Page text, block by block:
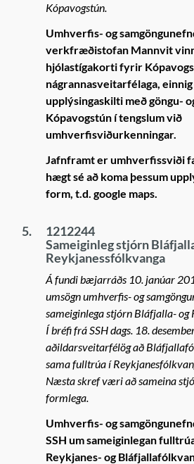
Kópavogstún.
Umhverfis- og
verkfræðistofan Mannvit
hjólastígakorti fyrir
nágrannasveitarfélaga,
upplýsingaskilti með göngu-
Kópavogstún í tengslum við
umhverfisviðurkenningar.
Jafnframt er umhverfissviði
hægt sé að koma þessum
form, t.d. google maps.
5.
1212244
Sameiginleg stjórn
Reykjanessfólkvanga
Á fundi bæjarráðs 10. janúar
umsögn umhverfis- og
sameiginlega stjórn Bláfjalla- og
Í bréfi frá SSH dags. 18.
aðildarsveitarfélög að
sama fulltrúa í
Næsta skref væri að sameina
formlega.
Umhverfis- og
SSH um sameiginlegan
Reykjanes- og